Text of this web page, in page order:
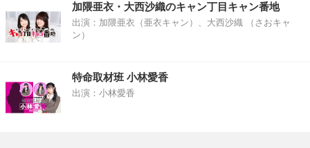
加隈亜衣・大西沙織のキャン丁目キャン番地
出演：加隈亜衣（亜衣キャン）、大西沙織 （さおキャ
ン）
特命取材班 小林愛香
出演：小林愛香